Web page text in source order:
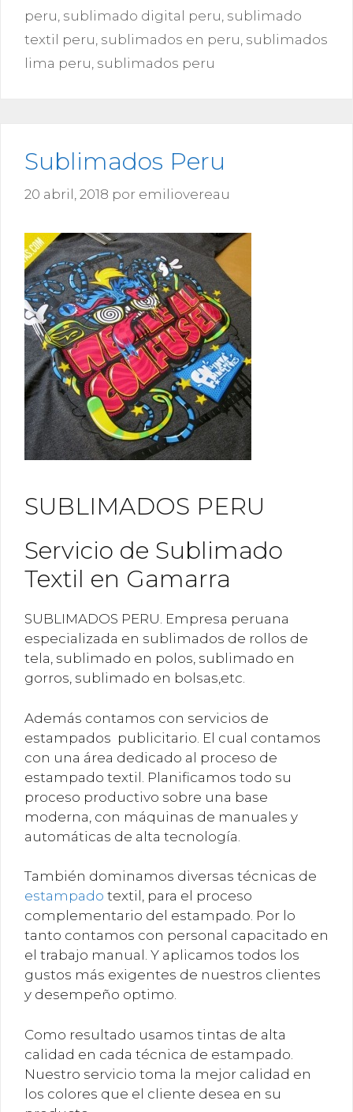
peru sublimado digital peru sublimado
textil peru sublimados en peru sublimados
lima peru sublimados peru
Sublimados Peru
20 abril, 2018 por emiliovereau
SUBLIMADOS PERU
Servicio de Sublimado
Textil en Gamarra
SUBLIMADOS PERU. Empresa peruana
especializada en sublimados de rollos de
tela, sublimado en polos, sublimado en
gorros, sublimado en bolsas,etc.
Además contamos con servicios de
estampados publicitario. El cual contamos
con una área dedicado al proceso de
estampado textil. Planificamos todo su
proceso productivo sobre una base
moderna, con máquinas de manuales y
automáticas de alta tecnología.
También dominamos diversas técnicas de
estampado textil, para el proceso
complementario del estampado. Por lo
tanto contamos con personal capacitado en
el trabajo manual. Y aplicamos todos los
gustos más exigentes de nuestros clientes
y desempeño optimo.
Como resultado usamos tintas de alta
calidad en cada técnica de estampado.
Nuestro servicio toma la mejor calidad en
los colores que el cliente desea en su